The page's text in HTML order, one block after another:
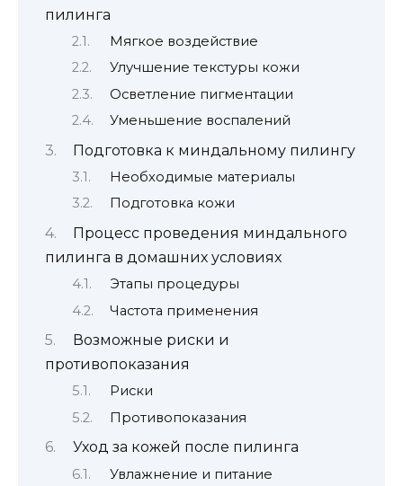
пилинга
Мягкое воздействие
Улучшение текстуры кожи
Осветление пигментации
Уменьшение воспалений
Подготовка к миндальному пилингу
Необходимые материалы
Подготовка кожи
Процесс проведения миндального
пилинга в домашних условиях
Этапы процедуры
Частота применения
Возможные риски и
противопоказания
Риски
Противопоказания
Уход за кожей после пилинга
Увлажнение и питание